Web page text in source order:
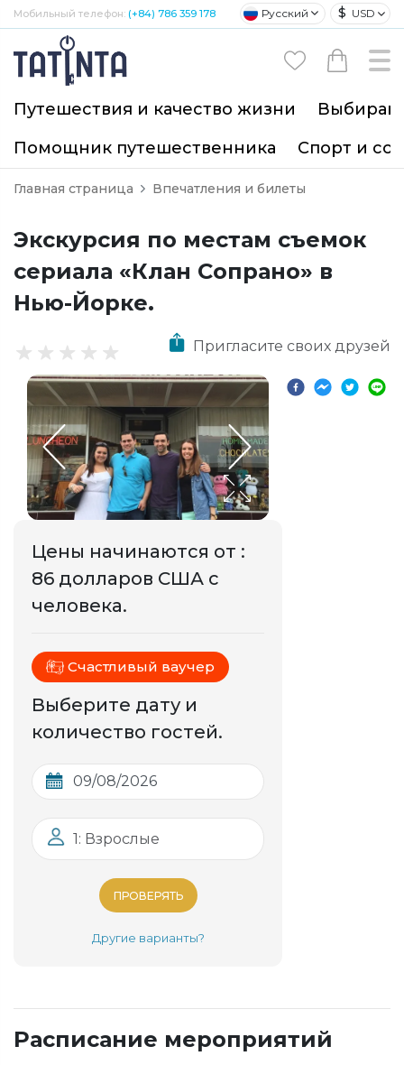
Мобильный телефон: (+84) 786 359 178 Русский $ USD
Путешествия и качество жизни
Помощник путешественника
Спорт и
Главная страница Впечатления и билеты
Экскурсия по местам съемок
сериала «Клан Сопрано» в
Нью-Йорке.
Пригласите своих друзей
Цены начинаются от :
86 долларов США с
человека.
Счастливый ваучер
Выберите дату и
количество гостей.
1: Взрослые
ПРОВЕРЯТЬ
Другие варианты?
Расписание мероприятий